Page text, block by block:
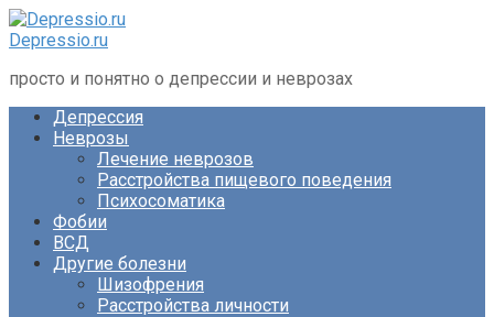
Перейти
к
Depressio.ru
просто и понятно о депрессии и неврозах
Депрессия
Неврозы
Лечение неврозов
Расстройства пищевого поведения
Психосоматика
Фобии
ВСД
Другие болезни
Шизофрения
Расстройства личности